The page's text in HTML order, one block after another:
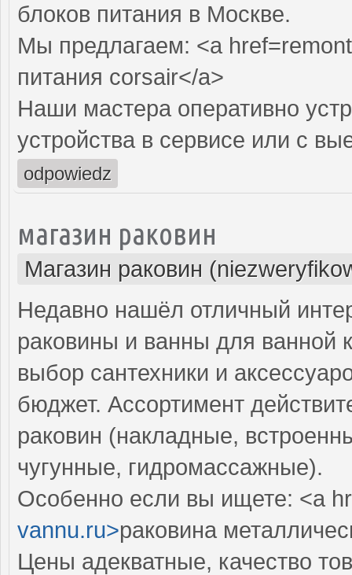
блоков питания в Москве.
Мы предлагаем: <a
питания corsair</a>
Наши мастера оперативно
устройства в сервисе или с
odpowiedz
магазин раковин
Магазин раковин
Недавно нашёл отличный
раковины и ванны для ванной
выбор сантехники и
бюджет. Ассортимент
раковин (накладные,
чугунные, гидромассажные).
Особенно если вы ищете: <a
vannu.ru>раковина
Цены адекватные, качество